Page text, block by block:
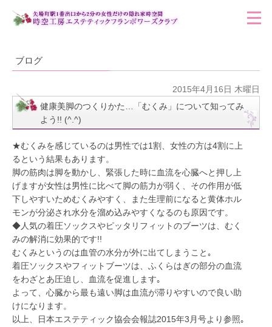
ブログ
2015年4月16日 木曜日
健康美脚のつくりかた…「むくみ」について知ってみ
よう!! (^.^)
★むくみを感じているのは男性では1割、女性の方は4割に上
るという結果もあります。
脚の筋肉は脚を動かし、緊張した時に血流を心臓へと押し上
げますが女性は男性に比べて脚の筋力が弱く、その作用が低
下しやすいためむくみやすく、また生理前になると黄体ホル
モンが分泌され水分を溜め込みやすくなるのも原因です。
◆人気の着圧ソックスやピッタリフィットのブーツは、むく
みの解消に効果的です!!
むくみというのは血管の水分が外に出てしまうこと｡
着圧ソックスやフィットブーツは、ふくらはぎの部分の血流
をわざとあ圧迫し、血流を促進します｡
よって、心臓から最も遠い脚は血流が滞りやすいので良い助
けになります。
以上、日本エステティック協会会報誌2015年3月号より参照｡